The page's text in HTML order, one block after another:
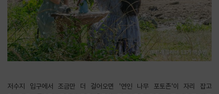
저수지 입구에서 조금만 더 걸어오면 '연인 나무 포토존'이 자리 잡고